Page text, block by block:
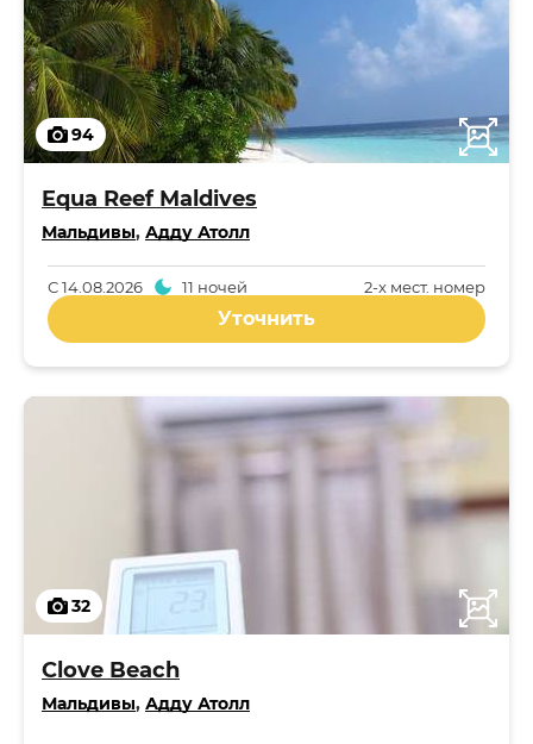
94
Equa Reef Maldives
Мальдивы, Адду Атолл
2-x мест. номер
С14.08.2026 11 ночей
Уточнить
32
Clove Beach
Мальдивы, Адду Атолл